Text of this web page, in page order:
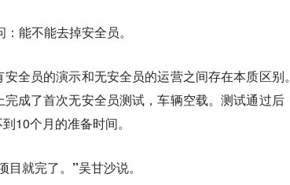
能不能去掉安全员。
全员的演示和无安全员的运营之间存在本质区别
成了首次无安全员测试，车辆空载。测试通过后
10个月的准备时间。
就完了。”吴甘沙说。